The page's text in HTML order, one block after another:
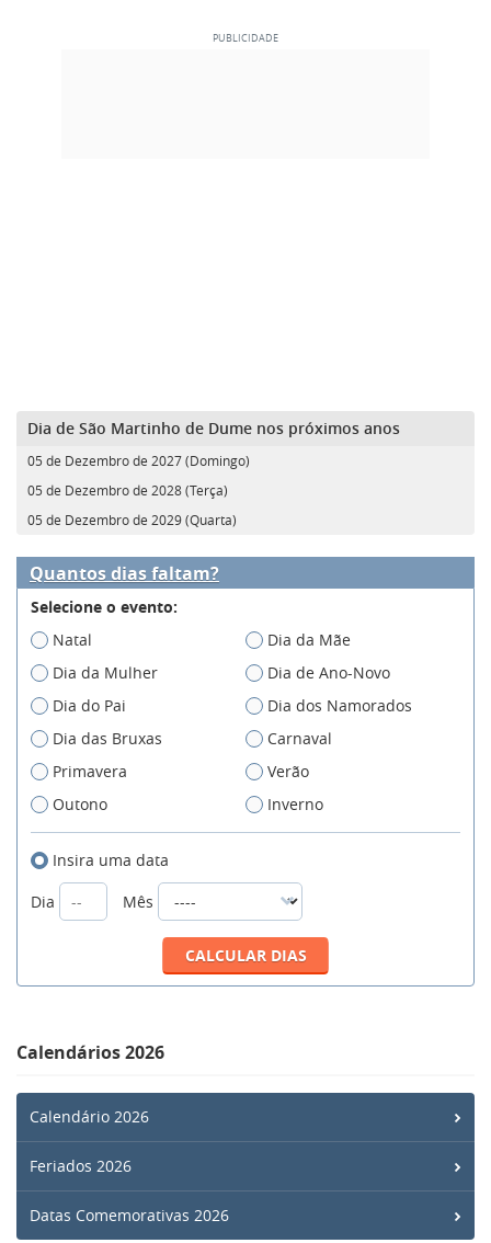
Dia de São Martinho de Dume nos próximos anos
05 de Dezembro de 2027 (Domingo)
05 de Dezembro de 2028 (Terça)
05 de Dezembro de 2029 (Quarta)
Quantos dias faltam?
Selecione o evento:
Natal
Dia da Mãe
Dia da Mulher
Dia de Ano-Novo
Dia do Pai
Dia dos Namorados
Dia das Bruxas
Carnaval
Primavera
Verão
Outono
Inverno
Insira uma data
Dia
Mês
Calendários 2026
Calendário 2026
Feriados 2026
Datas Comemorativas 2026